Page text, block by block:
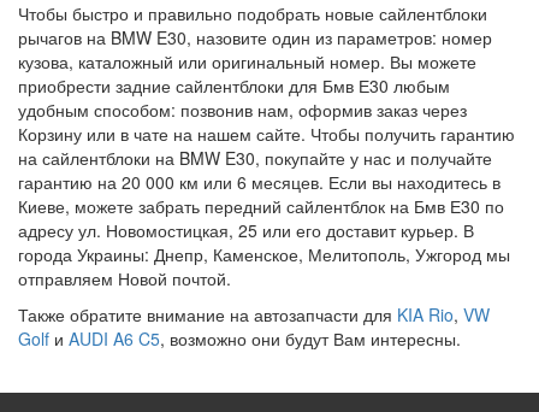
Чтобы быстро и правильно подобрать новые сайлентблоки
рычагов на BMW E30, назовите один из параметров: номер
кузова, каталожный или оригинальный номер. Вы можете
приобрести задние сайлентблоки для Бмв Е30 любым
удобным способом: позвонив нам, оформив заказ через
Корзину или в чате на нашем сайте. Чтобы получить гарантию
на сайлентблоки на BMW E30, покупайте у нас и получайте
гарантию на 20 000 км или 6 месяцев. Если вы находитесь в
Киеве, можете забрать передний сайлентблок на Бмв Е30 по
адресу ул. Новомостицкая, 25 или его доставит курьер. В
города Украины: Днепр, Каменское, Мелитополь, Ужгород мы
отправляем Новой почтой.
Также обратите внимание на автозапчасти для KIA Rio, VW
Golf и AUDI A6 C5, возможно они будут Вам интересны.